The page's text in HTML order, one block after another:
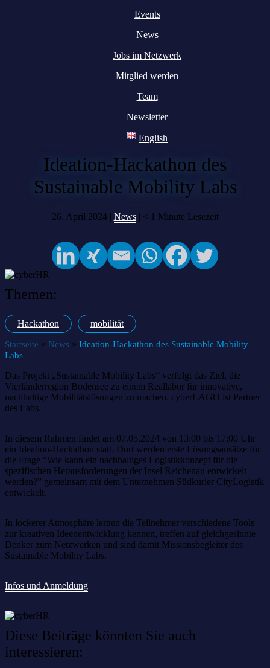
Events
News
Jobs im Netzwerk
Mitglied werden
Team
Newsletter
English
Ideation-Hackathon des
Sustainable Mobility Labs
26. April 2024 | News| < 1 Minute Lesezeit
Themen:
Hackathon mobilität
Startseite » News » Ideation-Hackathon des Sustainable Mobility
Labs
Das Projekt „Sustainable Mobility Labs“ verfolgt das Ziel, die
Vierländerregion Bodensee zu einem Reallabor für innovative,
nachhaltige Mobilitätslösungen zu machen. cyberLAGO ist Partner
des Labs.
In diesem Rahmen findet am 07.05.2024 von 13:00 bis 17:00 Uhr
ein Ideation-Hackathon statt. Dort werden erste Lösungsansätze für
die Frage “Wie kann ein nachhaltiges Logistikkonzept für die
spezifischen Herausforderungen der Insel Reichenau entwickelt
werden?” gemeinsam mit dem Unternehmen Südkurier CityLogistik
entwickelt.
In lockerer Atmosphäre lernen die Teilnehmer verschiedene Tools
zur kreativen Ideenentwicklung kennen, treffen auf gleichgesinnte
Denker zum Netzwerken und sind damit Missionsbegleiter des
Sustainable Mobility Labs.
Infos und Anmeldung
Diese Beiträge könnten Sie auch
interessieren: